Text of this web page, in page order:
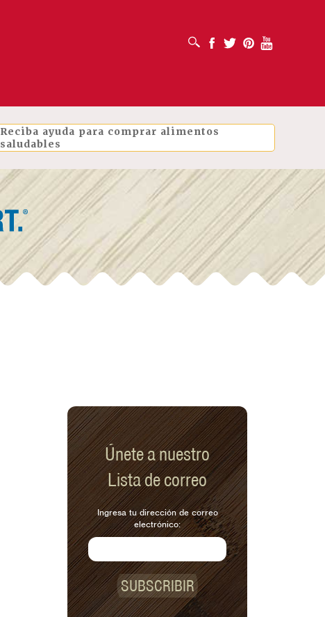
ABRIR CUADRO DE BÚSQUEDA
Facebook
Twitter PinterestYoutube
Reciba ayuda para comprar alimentos
saludables
Únete a nuestro
Lista de correo
Ingresa tu dirección de correo
electrónico:
SUBSCRIBIR